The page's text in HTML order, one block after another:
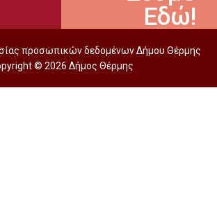
Εδώ!
προσωπικών δεδομένων Δήμου Θέρμης
© 2026 Δήμος Θέρμης